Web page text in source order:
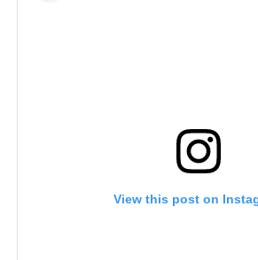
View this post on